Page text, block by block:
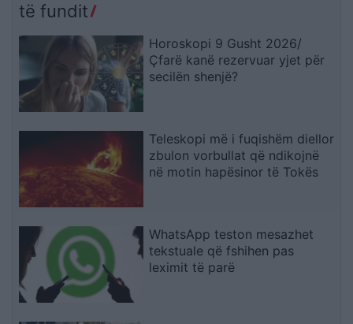
të fundit
Horoskopi 9 Gusht 2026/
Çfarë kanë rezervuar yjet për
secilën shenjë?
Teleskopi më i fuqishëm diellor
zbulon vorbullat që ndikojnë
në motin hapësinor të Tokës
WhatsApp teston mesazhet
tekstuale që fshihen pas
leximit të parë